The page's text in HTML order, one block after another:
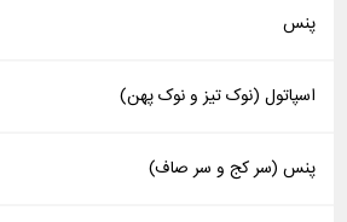
پنس
اسپاتول (نوک تیز و نوک پهن)
پنس (سر کج و سر صاف)